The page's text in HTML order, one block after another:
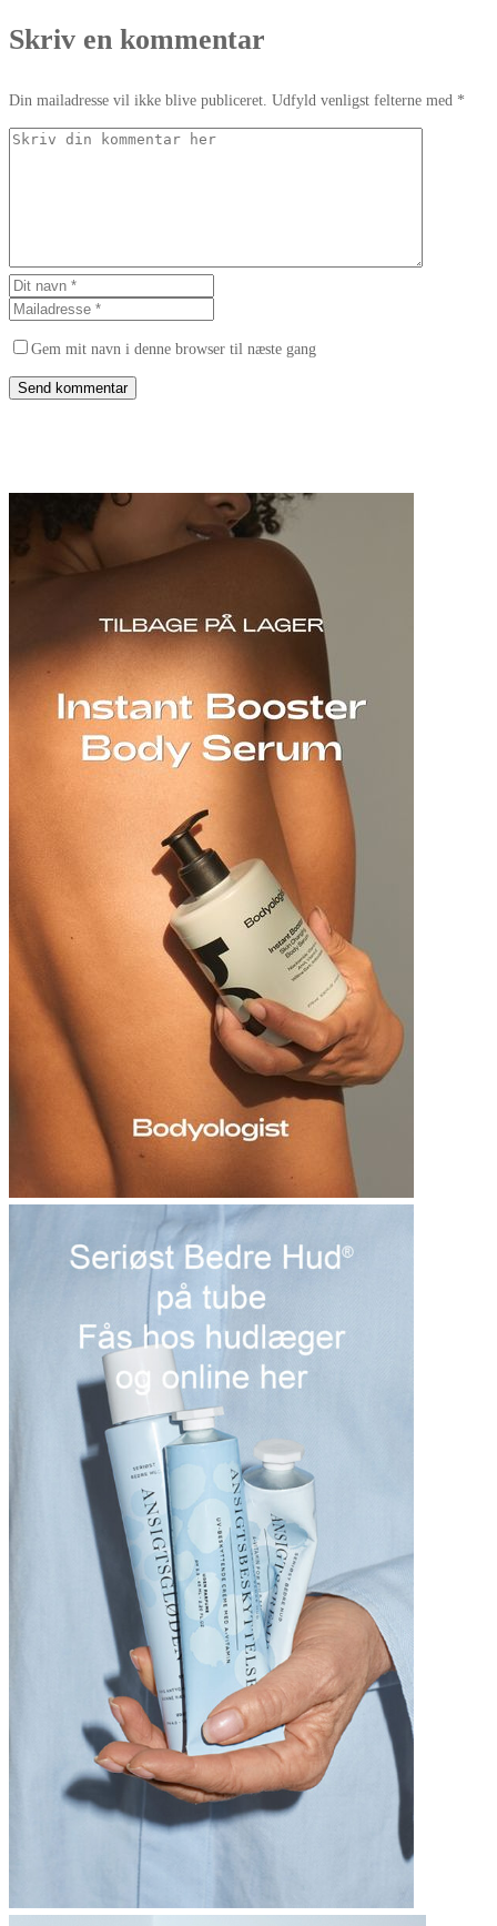
Skriv en kommentar
Din mailadresse vil ikke blive publiceret. Udfyld venligst felterne med *
Gem mit navn i denne browser til næste gang